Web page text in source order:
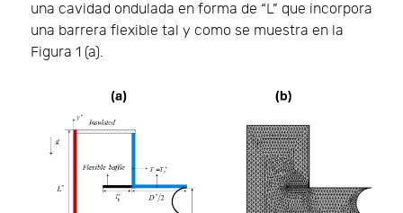
una cavidad ondulada en forma de “L” que incorpora
una barrera flexible tal y como se muestra en la
Figura 1 (a).